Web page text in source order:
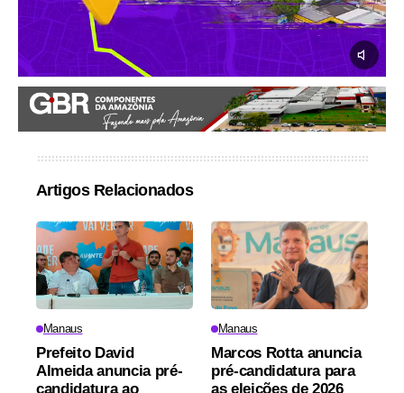
Artigos Relacionados
Manaus
Prefeito David
Almeida anuncia pré-
candidatura ao
Manaus
Marcos Rotta anuncia
pré-candidatura para
as eleições de 2026